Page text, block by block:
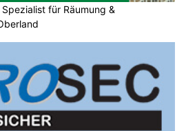
für Räumung &